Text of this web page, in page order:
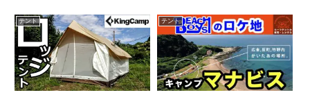
テント テント